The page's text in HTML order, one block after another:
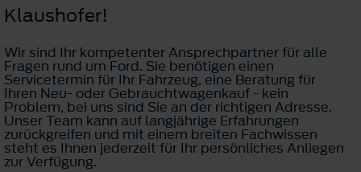
Klaushofer!
Wir sind Ihr kompetenter Ansprechpartner für alle
Fragen rund um Ford. Sie benötigen einen
Servicetermin für Ihr Fahrzeug, eine Beratung für
Ihren Neu- oder Gebrauchtwagenkauf - kein
Problem, bei uns sind Sie an der richtigen Adresse.
Unser Team kann auf langjährige Erfahrungen
zurückgreifen und mit einem breiten Fachwissen
steht es Ihnen jederzeit für Ihr persönliches Anliegen
zur Verfügung.